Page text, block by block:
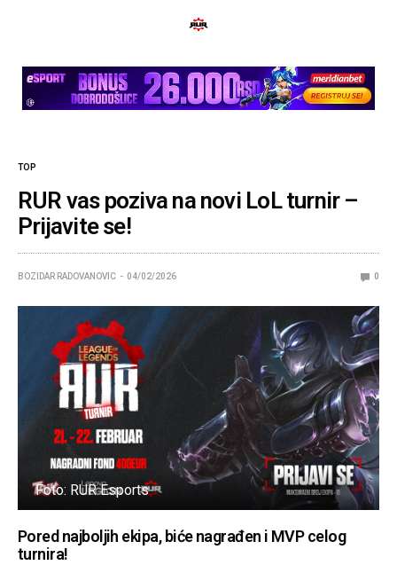
TOP
RUR vas poziva na novi LoL turnir –
Prijavite se!
BOZIDAR RADOVANOVIC 04/02/2026 0
Foto: RUR Esports
Pored najboljih ekipa, biće nagrađen i MVP celog
turnira!